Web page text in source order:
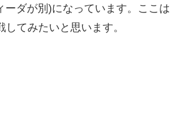
ダが別)になっています。ここは
てみたいと思います。